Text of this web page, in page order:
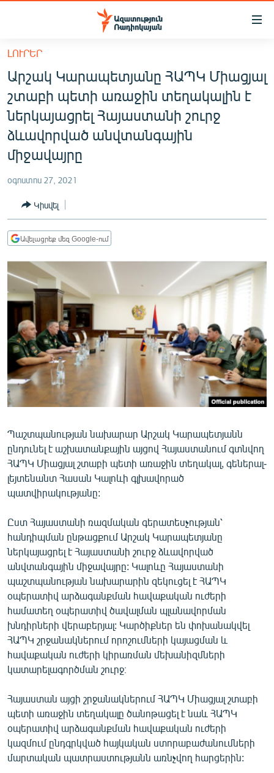
Մատչելիության
հիմնական
բովանդակությանը
հիմնական
մենյուին
Որոնում
ՀԱՅԱՍՏԱՆ
ՔԱՂԱՔԱԿԱՆ
ԸՆՏՐՈՒԹՅՈՒՆՆԵՐ 2026
ԻՐԱՎՈՒՆՔ
ՀԱՍԱՐԱԿՈՒԹՅՈՒՆ
ՂԱՐԱԲԱՂ
ՊԱՏԵՐԱԶՄԻ 6 ՇԱԲԱԹՆԵՐԸ
ՏԱՐԱԾԱՇՐՋԱՆ
ՄԻՋԱԶԳԱՅԻՆ
ՄՇԱԿՈՒՅԹ
ՍՊՈՐՏ
ՄԵԿՆԱԲԱՆՈՒԹՅՈՒՆ
ՏՏ ԵՒ ԻՆՏԵՐՆԵՏ
ԿՈՐՈՆԱՎԻՐՈՒՍ
ՏԵՍԱՆՅՈՒԹԵՐ
ԲԱՆԱՎԵՃ
ՁԳՏԵԼՈՎ ԼԱՎԱԳՈՒՅՆԻՆ
Հայերեն
English
Русский
ՀԵՏԵՎԵՔ ՄԵԶ
«Ազատության» բոլոր կայքերը
ԼՈՒՐԵՐ
Արշակ Կարապետյանը ՀԱՊԿ Միացյալ
շտաբի պետի առաջին տեղակալին է
ներկայացրել Հայաստանի շուրջ
ձևավորված անվտանգային
միջավայրը
օգոստոս 27, 2021
Կիսվել
Ավելացրեք մեզ Google-ում
Պաշտպանության նախարար Արշակ Կարապետյանն
ընդունել է աշխատանքային այցով Հայաստանում գտնվող
ՀԱՊԿ Միացյալ շտաբի պետի առաջին տեղակալ, գեներալ-
լեյտենանտ Հասան Կալոևի գլխավորած
պատվիրակությանը:
Ըստ Հայաստանի ռազմական գերատեսչության՝
հանդիպման ընթացքում Արշակ Կարապետյանը
ներկայացրել է Հայաստանի շուրջ ձևավորված
անվտանգային միջավայրը: Կալոևը Հայաստանի
պաշտպանության նախարարին զեկուցել է ՀԱՊԿ
օպերատիվ արձագանքման հավաքական ուժերի
համատեղ օպերատիվ ծավալման պլանավորման
խնդիրների վերաբերյալ: Կարծիքներ են փոխանակվել
ՀԱՊԿ շրջանակներում որոշումների կայացման և
հավաքական ուժերի կիրառման մեխանիզմների
կատարելագործման շուրջ։
Հայաստան այցի շրջանակներում ՀԱՊԿ Միացյալ շտաբի
պետի առաջին տեղակալը ծանոթացել է նաև ՀԱՊԿ
օպերատիվ արձագանքման հավաքական ուժերի
կազմում ընդգրկված հայկական ստորաբաժանումների
մարտական պատրաստությանն առնչվող հարցերին: